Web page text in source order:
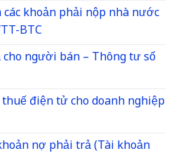
khoản phải nộp nhà nước
BTC
người bán – Thông tư số
điện tử cho doanh nghiệp
nợ phải trả (Tài khoản